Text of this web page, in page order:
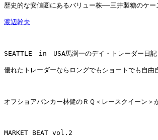
歴史的な安値圏にあるバリュー株――三井製糖のケー
渡辺幹夫
SEATTLE　in　USA馬渕一のデイ・トレーダー日
優れたトレーダーならロングでもショートでも自由
オフショアバンカー林健のＲＱ＜レースクイーン＞
MARKET BEAT vol.2